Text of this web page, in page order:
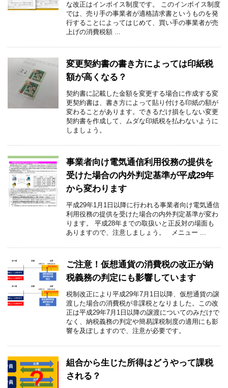
な改正はインボイス制度です。 このインボイス制度
では、売り手の事業者が適格請求書というものを発
行することによってはじめて、買い手の事業者が売
上げの消費税額 ...
変更契約書の書き方によっては印紙税
額が高くなる？
契約書に記載した金額を変更する場合に作成する変
更契約書は、書き方によって貼り付ける印紙の額が
変わることがあります。できるだけ損をしない変更
契約書を作成して、ムダな印紙税を払わないように
しましょう。
事業者向け電気通信利用役務の提供を
受けた場合の内外判定基準が平成29年
から変わります
平成29年1月1日以降に行われる事業者向け電気通信
利用役務の提供を受けた場合の内外判定基準が変わ
ります。 平成28年までの取扱いと正反対の場面も
ありますので、注意しましょう。 メニュー ...
ご注意！仮想通貨の消費税の改正が納
税義務の判定にも影響しています
税制改正により平成29年7月1日以降、仮想通貨の譲
渡した場合の消費税が非課税となりました。この改
正は平成29年7月1日以降の譲渡についてのみだけで
なく、納税義務の判定や簡易課税制度の適用にも影
響を及ぼしますので、注意が必要です。
組合から生じた所得はどうやって課税
される？